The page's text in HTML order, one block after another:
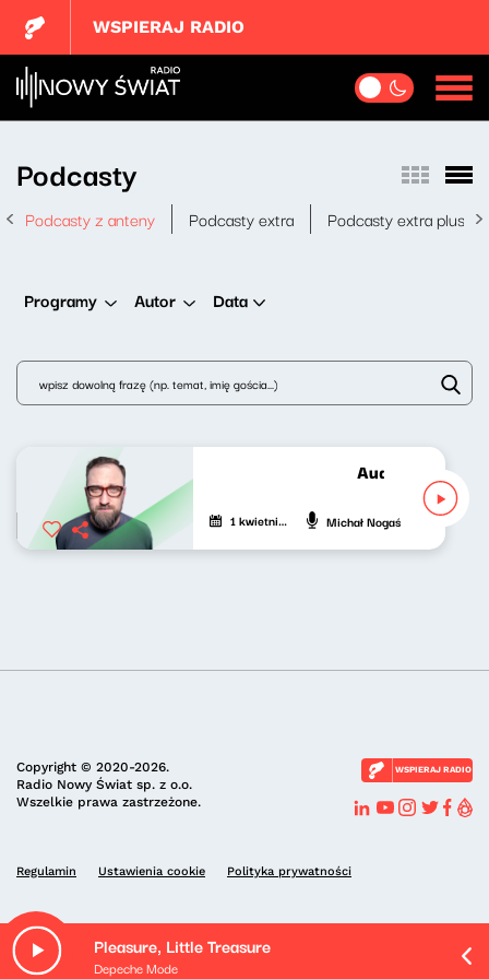
Pleasure, Little Treasure
Depeche Mode
WSPIERAJ RADIO
Podcasty
Podcasty z anteny Podcasty extra Podcasty extra plus
Programy Autor Data
Audycja
1 kwietnia 2023 Michał Nogaś
Copyright © 2020-2026.
Radio Nowy Świat sp. z o.o.
Wszelkie prawa zastrzeżone.
WSPIERAJ RADIO
Regulamin Ustawienia cookie Polityka prywatności